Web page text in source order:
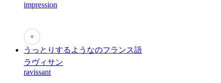
impression
♥
うっとりするようなのフランス語
ラヴィサン
ravissant